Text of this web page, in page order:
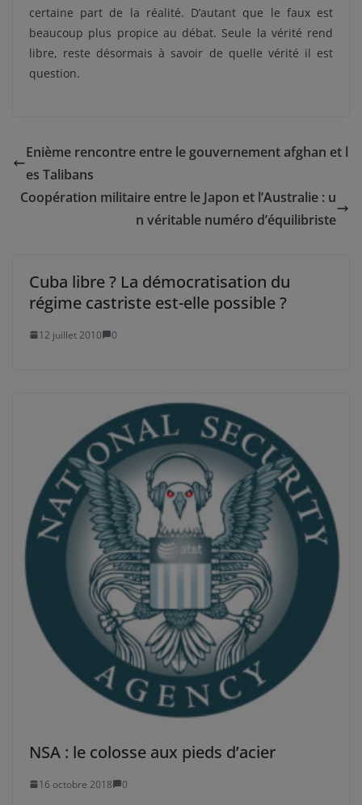
certaine part de la réalité. D’autant que le faux est
beaucoup plus propice au débat. Seule la vérité rend
libre, reste désormais à savoir de quelle vérité il est
question.
Enième rencontre entre le gouvernement afghan et l
es Talibans
Coopération militaire entre le Japon et l’Australie : u
n véritable numéro d’équilibriste
Cuba libre ? La démocratisation du
régime castriste est-elle possible ?
12 juillet 2010 0
NSA : le colosse aux pieds d’acier
16 octobre 2018 0